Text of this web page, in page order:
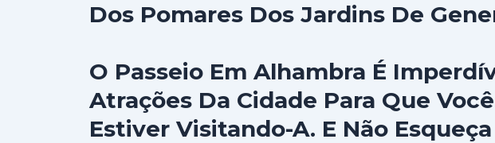
Dos Pomares Dos Jardins De
O Passeio Em Alhambra É
Atrações Da Cidade Para Que
Estiver Visitando-A. E Não